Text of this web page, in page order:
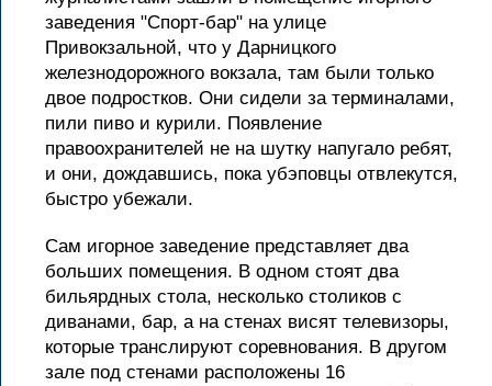
заведения "Спорт-бар" на улице
Привокзальной, что у Дарницкого
железнодорожного вокзала, там были только
двое подростков. Они сидели за терминалами,
пили пиво и курили. Появление
правоохранителей не на шутку напугало ребят,
и они, дождавшись, пока убэповцы отвлекутся,
быстро убежали.
Сам игорное заведение представляет два
больших помещения. В одном стоят два
бильярдных стола, несколько столиков с
диванами, бар, а на стенах висят телевизоры,
которые транслируют соревнования. В другом
зале под стенами расположены 16